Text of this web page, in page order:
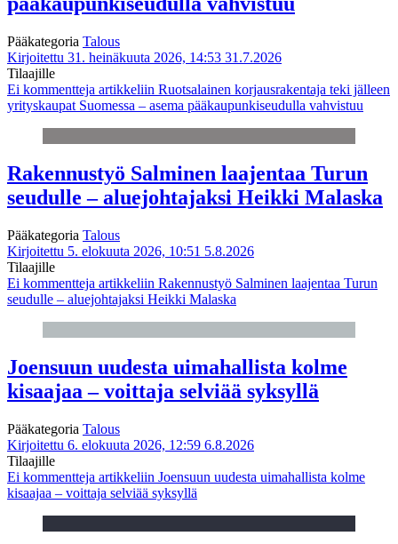
Pääkategoria Talous
Kirjoitettu 31. heinäkuuta 2026, 14:53 31.7.2026
Tilaajille
Ei kommentteja artikkeliin Ruotsalainen korjausrakentaja teki jälleen
yrityskaupat Suomessa – asema pääkaupunkiseudulla vahvistuu
Rakennustyö Salminen laajentaa Turun
seudulle – aluejohtajaksi Heikki Malaska
Pääkategoria Talous
Kirjoitettu 5. elokuuta 2026, 10:51 5.8.2026
Tilaajille
Ei kommentteja artikkeliin Rakennustyö Salminen laajentaa Turun
seudulle – aluejohtajaksi Heikki Malaska
Joensuun uudesta uimahallista kolme
kisaajaa – voittaja selviää syksyllä
Pääkategoria Talous
Kirjoitettu 6. elokuuta 2026, 12:59 6.8.2026
Tilaajille
Ei kommentteja artikkeliin Joensuun uudesta uimahallista kolme
kisaajaa – voittaja selviää syksyllä